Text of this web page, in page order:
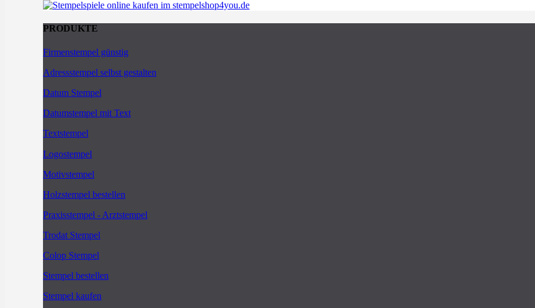
PRODUKTE
Firmenstempel günstig
Adressstempel selbst gestalten
Datum Stempel
Datumstempel mit Text
Textstempel
Logostempel
Motivstempel
Holzstempel bestellen
Praxisstempel - Arztstempel
Trodat Stempel
Colop Stempel
Stempel bestellen
Stempel kaufen